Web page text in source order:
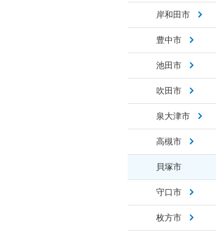
岸和田市
豊中市
池田市
吹田市
泉大津市
高槻市
貝塚市
守口市
枚方市